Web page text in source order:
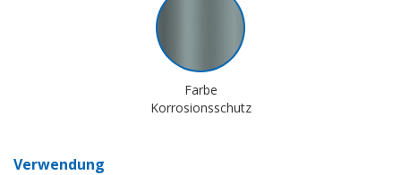
Farbe
Korrosionsschutz
Verwendung